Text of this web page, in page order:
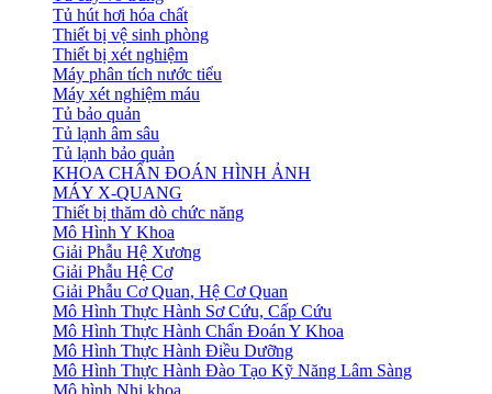
Tủ hút hơi hóa chất
Thiết bị vệ sinh phòng
Thiết bị xét nghiệm
Máy phân tích nước tiểu
Máy xét nghiệm máu
Tủ bảo quản
Tủ lạnh âm sâu
Tủ lạnh bảo quản
KHOA CHẨN ĐOÁN HÌNH ẢNH
MÁY X-QUANG
Thiết bị thăm dò chức năng
Mô Hình Y Khoa
Giải Phẫu Hệ Xương
Giải Phẫu Hệ Cơ
Giải Phẫu Cơ Quan, Hệ Cơ Quan
Mô Hình Thực Hành Sơ Cứu, Cấp Cứu
Mô Hình Thực Hành Chẩn Đoán Y Khoa
Mô Hình Thực Hành Điều Dưỡng
Mô Hình Thực Hành Đào Tạo Kỹ Năng Lâm Sàng
Mô hình Nhi khoa